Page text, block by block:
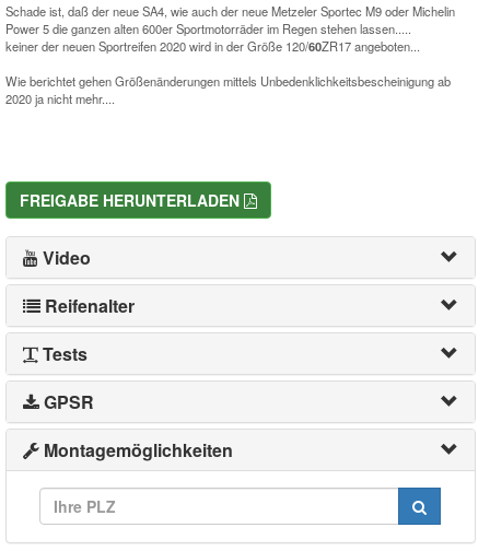
Schade ist, daß der neue SA4, wie auch der neue Metzeler Sportec M9 oder Michelin
Power 5 die ganzen alten 600er Sportmotorräder im Regen stehen lassen.....
keiner der neuen Sportreifen 2020 wird in der Größe 120/60ZR17 angeboten...
Wie berichtet gehen Größenänderungen mittels Unbedenklichkeitsbescheinigung ab
2020 ja nicht mehr....
FREIGABE HERUNTERLADEN
Video
Reifenalter
Tests
GPSR
Montagemöglichkeiten